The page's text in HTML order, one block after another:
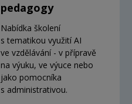
pedagogy
Nabídka školení
s tematikou využití AI
ve vzdělávání - v přípravě
na výuku, ve výuce nebo
jako pomocníka
s administrativou.